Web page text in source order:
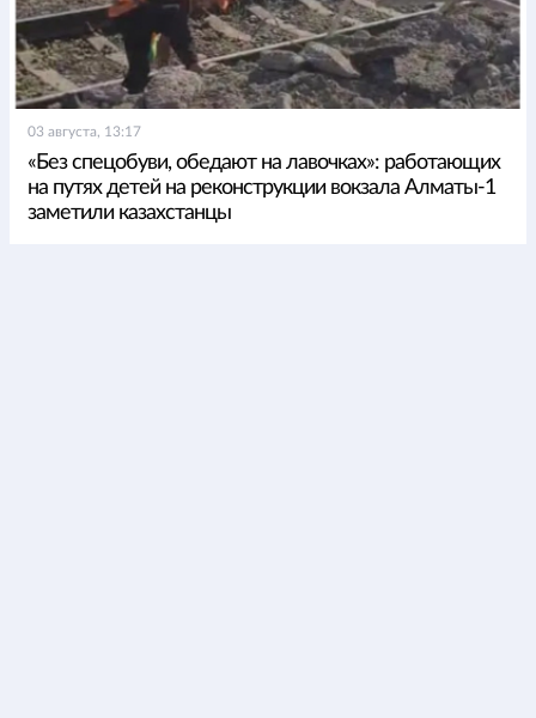
03 августа, 13:17
«Без спецобуви, обедают на лавочках»: работающих
на путях детей на реконструкции вокзала Алматы-1
заметили казахстанцы